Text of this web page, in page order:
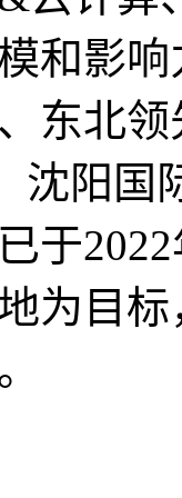
和影
东北
沈阳
于
为目